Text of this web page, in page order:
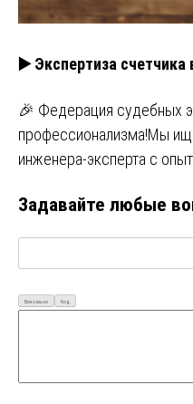
▶️ Экспертиза счетчика
🎉 Федерация судебных
профессионализма!Мы
инженера-эксперта с
Задавайте любые
Визуально Код